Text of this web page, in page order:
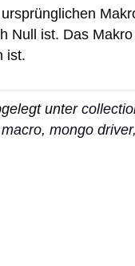
Null ist. Das
ist.
unter
macro, mongo driver,